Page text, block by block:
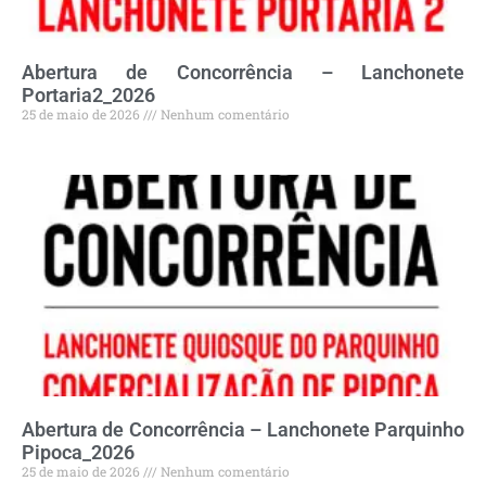
Abertura de Concorrência – Lanchonete
Portaria2_2026
25 de maio de 2026 Nenhum comentário
Abertura de Concorrência – Lanchonete Parquinho
Pipoca_2026
25 de maio de 2026 Nenhum comentário